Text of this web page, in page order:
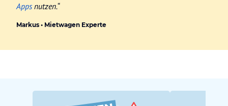
Appsnutzen.“
Markus • Mietwagen Experte